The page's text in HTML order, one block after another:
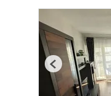
Previous